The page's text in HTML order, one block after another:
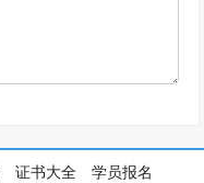
证书大全
学员报名